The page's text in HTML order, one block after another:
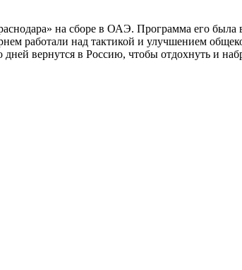
на сборе в ОАЭ. Программа его
работали над тактикой и улучшением
вернутся в Россию, чтобы отдохнуть и